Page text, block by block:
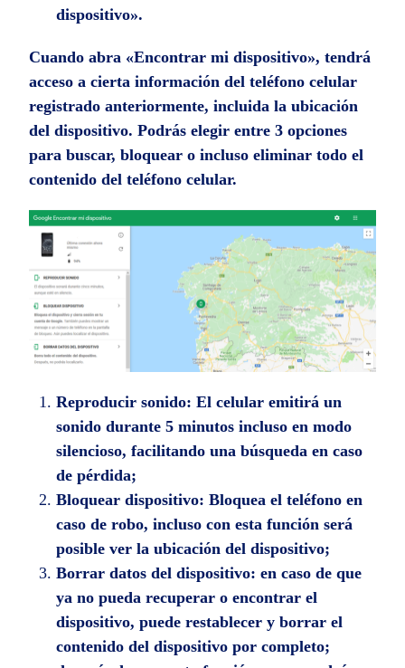
dispositivo».
Cuando abra «Encontrar mi dispositivo», tendrá
acceso a cierta información del teléfono celular
registrado anteriormente, incluida la ubicación
del dispositivo. Podrás elegir entre 3 opciones
para buscar, bloquear o incluso eliminar todo el
contenido del teléfono celular.
Reproducir sonido: El celular emitirá un
sonido durante 5 minutos incluso en modo
silencioso, facilitando una búsqueda en caso
de pérdida;
Bloquear dispositivo: Bloquea el teléfono en
caso de robo, incluso con esta función será
posible ver la ubicación del dispositivo;
Borrar datos del dispositivo: en caso de que
ya no pueda recuperar o encontrar el
dispositivo, puede restablecer y borrar el
contenido del dispositivo por completo;